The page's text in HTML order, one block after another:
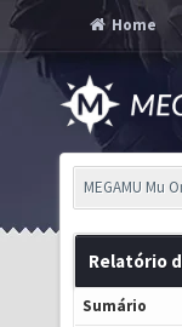
Home
MEGAMU Mu
Relatório
Sumário